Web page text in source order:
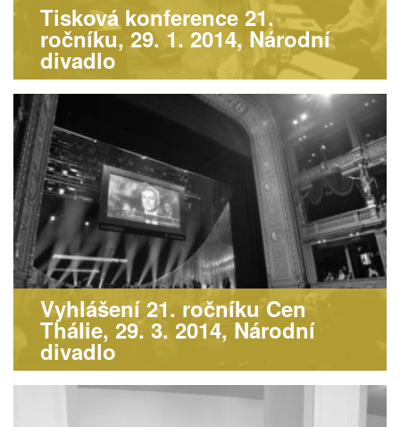
Tisková konference 21.
ročníku, 29. 1. 2014, Národní
divadlo
Vyhlášení 21. ročníku Cen
Thálie, 29. 3. 2014, Národní
divadlo